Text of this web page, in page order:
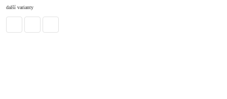
další varianty